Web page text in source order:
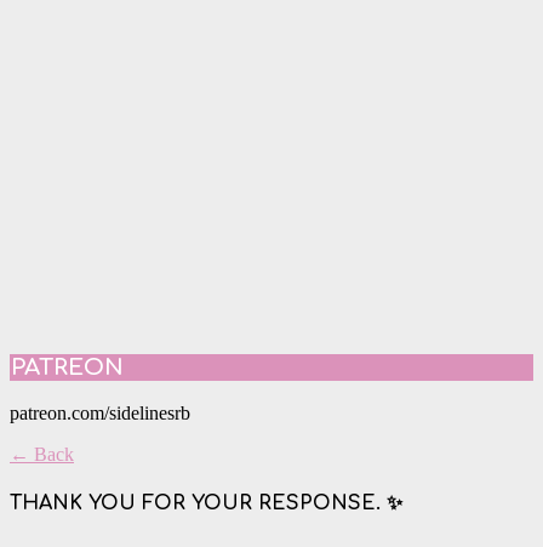
PATREON
patreon.com/sidelinesrb
← Back
THANK YOU FOR YOUR RESPONSE. ✨